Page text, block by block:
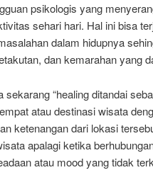
psikologis yang
sehari hari. Hal ini bisa
dalam hidupnya
dan kemarahan yang
sekarang “healing ditandai
atau destinasi wisata
ketenangan dari lokasi
apalagi ketika
atau mood yang tidak